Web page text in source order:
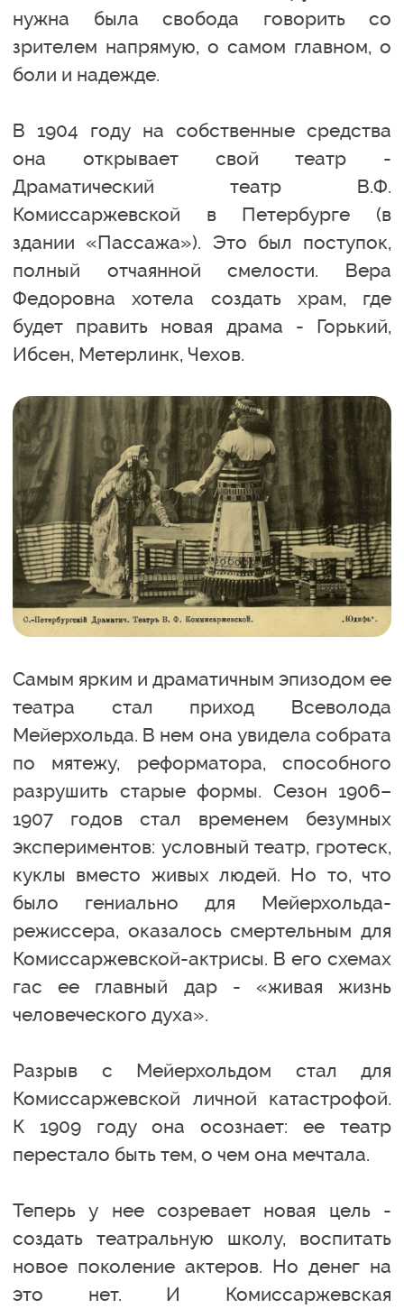
нужна была свобода говорить со
зрителем напрямую, о самом главном, о
боли и надежде.
В 1904 году на собственные средства
она открывает свой театр -
Драматический театр В.Ф.
Комиссаржевской в Петербурге (в
здании «Пассажа»). Это был поступок,
полный отчаянной смелости. Вера
Федоровна хотела создать храм, где
будет править новая драма - Горький,
Ибсен, Метерлинк, Чехов.
Самым ярким и драматичным эпизодом ее
театра стал приход Всеволода
Мейерхольда. В нем она увидела собрата
по мятежу, реформатора, способного
разрушить старые формы. Сезон 1906–
1907 годов стал временем безумных
экспериментов: условный театр, гротеск,
куклы вместо живых людей. Но то, что
было гениально для Мейерхольда-
режиссера, оказалось смертельным для
Комиссаржевской-актрисы. В его схемах
гас ее главный дар - «живая жизнь
человеческого духа».
Разрыв с Мейерхольдом стал для
Комиссаржевской личной катастрофой.
К 1909 году она осознает: ее театр
перестало быть тем, о чем она мечтала.
Теперь у нее созревает новая цель -
создать театральную школу, воспитать
новое поколение актеров. Но денег на
это нет. И Комиссаржевская